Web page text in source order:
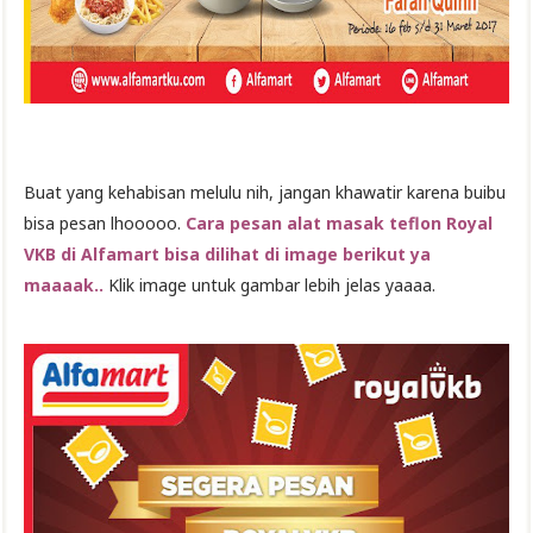
Buat yang kehabisan melulu nih, jangan khawatir karena buibu
bisa pesan lhooooo. Cara pesan alat masak teflon Royal
VKB di Alfamart bisa dilihat di image berikut ya
maaaak.. Klik image untuk gambar lebih jelas yaaaa.